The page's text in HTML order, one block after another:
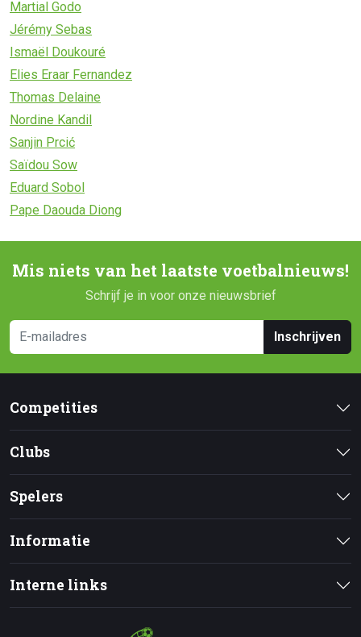
Martial Godo
Jérémy Sebas
Ismaël Doukouré
Elies Eraar Fernandez
Thomas Delaine
Nordine Kandil
Sanjin Prcić
Saïdou Sow
Eduard Sobol
Pape Daouda Diong
Mis niets van het laatste voetbalnieuws!
Schrijf je in voor onze nieuwsbrief
Inschrijven
Competities
Clubs
Spelers
Informatie
Interne links